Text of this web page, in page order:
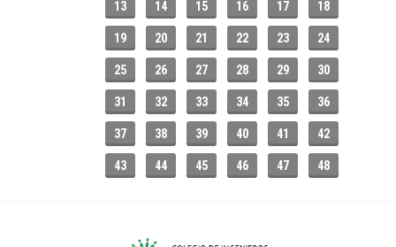
13 14 15 16 17 18
19 20 21 22 23 24
25 26 27 28 29 30
31 32 33 34 35 36
37 38 39 40 41 42
43 44 45 46 47 48